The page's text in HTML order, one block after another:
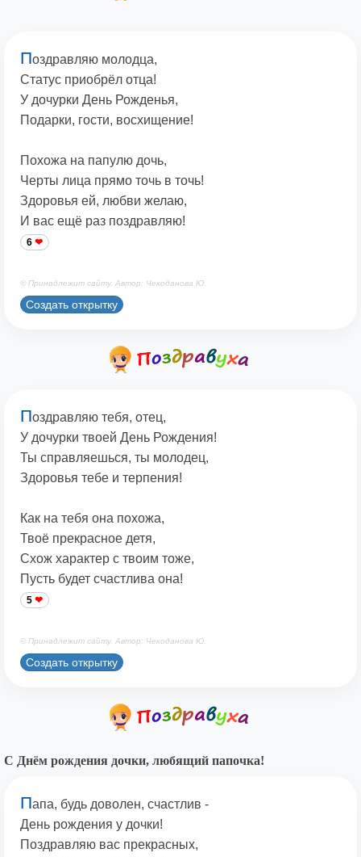
Поздравляю молодца,
Статус приобрёл отца!
У дочурки День Рожденья,
Подарки, гости, восхищение!
Похожа на папулю дочь,
Черты лица прямо точь в точь!
Здоровья ей, любви желаю,
И вас ещё раз поздравляю!
6
© Принадлежит сайту. Автор: Чекоданова Ю.
Создать открытку
Поздравляю тебя, отец,
У дочурки твоей День Рождения!
Ты справляешься, ты молодец,
Здоровья тебе и терпения!
Как на тебя она похожа,
Твоё прекрасное детя,
Схож характер с твоим тоже,
Пусть будет счастлива она!
5
© Принадлежит сайту. Автор: Чекоданова Ю.
Создать открытку
С Днём рождения дочки, любящий папочка!
Папа, будь доволен, счастлив -
День рождения у дочки!
Поздравляю вас прекрасных,